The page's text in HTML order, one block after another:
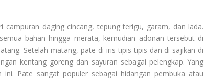
daging cincang, tepung terigu, garam, dan lada.
bahan hingga merata, kemudian adonan tersebut di
Setelah matang, pate di iris tipis-tipis dan di sajikan di
kentang goreng dan sayuran sebagai pelengkap. Yang
Pate sangat populer sebagai hidangan pembuka atau